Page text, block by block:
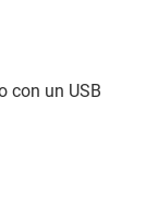
con un USB